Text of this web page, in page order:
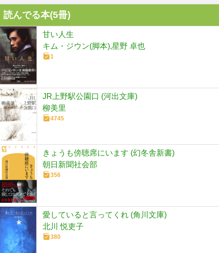
読んでる本(5冊)
甘い人生
キム・ジウン(脚本),星野 卓也
1
JR上野駅公園口 (河出文庫)
柳美里
4745
きょうも傍聴席にいます (幻冬舎新書)
朝日新聞社会部
356
愛していると言ってくれ (角川文庫)
北川 悦吏子
380